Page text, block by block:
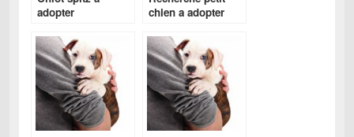
adopter
chien a adopter